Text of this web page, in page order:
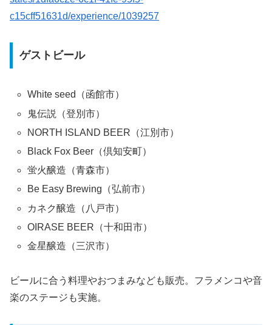
c15cff51631d/experience/1039257
ゲストビール
White seed（函館市）
鬼伝説（登別市）
NORTH ISLAND BEER（江別市）
Black Fox Beer（倶知安町）
蛍火醸造（青森市）
Be Easy Brewing（弘前市）
カネク醸造（八戸市）
OIRASE BEER（十和田市）
金星醸造（三沢市）
ビールに合う料理やおつまみなども販売。フラメンコや音
楽のステージも実施。